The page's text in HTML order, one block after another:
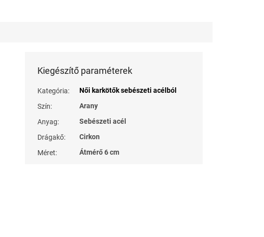
Kiegészítő paraméterek
Kategória:
Női karkötők sebészeti acélból
Szín:
Arany
Anyag:
Sebészeti acél
Drágakő:
Cirkon
Méret: Átmérő 6 cm